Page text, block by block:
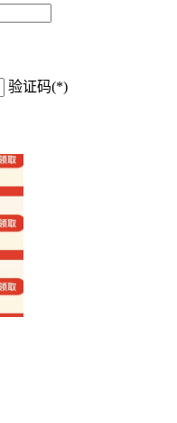
验证码(*)